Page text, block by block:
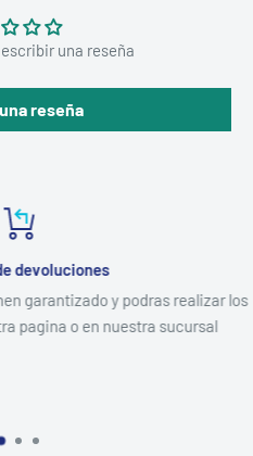
una reseña
reseña
devoluciones
garantizado y podras realizar los
pagina o en nuestra sucursal